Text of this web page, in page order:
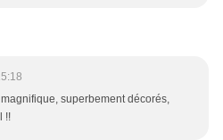
superbement décorés,
!!